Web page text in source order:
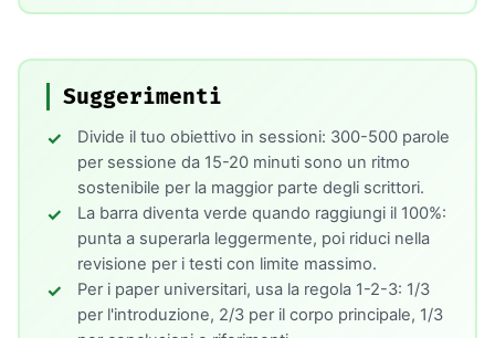
Suggerimenti
Divide il tuo obiettivo in sessioni: 300-500 parole
per sessione da 15-20 minuti sono un ritmo
sostenibile per la maggior parte degli scrittori.
La barra diventa verde quando raggiungi il 100%:
punta a superarla leggermente, poi riduci nella
revisione per i testi con limite massimo.
Per i paper universitari, usa la regola 1-2-3: 1/3
per l'introduzione, 2/3 per il corpo principale, 1/3